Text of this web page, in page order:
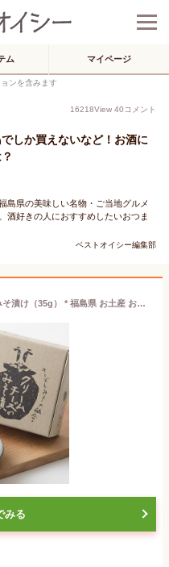
ム マイページ
ンを含みます
16218View 40コメント
でしか買えないなど！お酒に
島県の美味しい名物・ご当地グルメ
酒好きの人におすすめしたいおつま
ベストオイシー編集部
福の小みやげ クリームチーズのみそ漬け（35g） * 福島県 お土産 おみやげ おつまみ
みる